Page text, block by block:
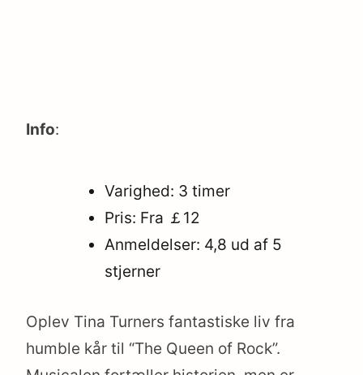
Info:
Varighed: 3 timer
Pris: Fra ￡12
Anmeldelser: 4,8 ud af 5
stjerner
Oplev Tina Turners fantastiske liv fra
humble kår til “The Queen of Rock”.